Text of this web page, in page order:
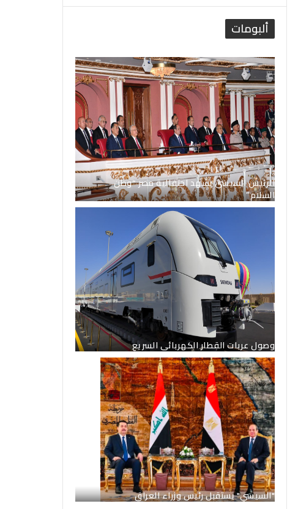
ألبومات
الرئيس السيسي يشهد احتفالية مصر “وطن
السلام”
وصول عربات القطار الكهربائى السريع
"السيسي" يستقبل رئيس وزراء العراق